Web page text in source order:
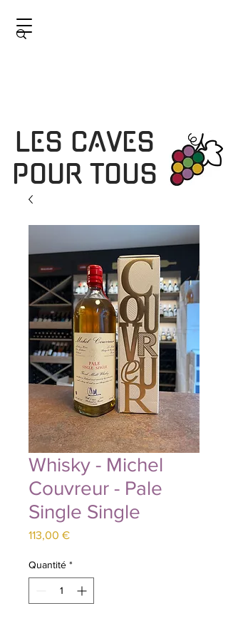
LES CAVES
POUR TOUS
Whisky - Michel
Couvreur - Pale
Single Single
113,00 €Prix
Quantité *